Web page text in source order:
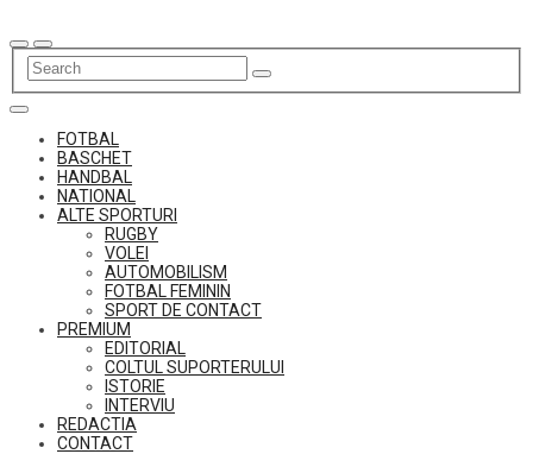
to
content
FOTBAL
BASCHET
HANDBAL
NATIONAL
ALTE SPORTURI
RUGBY
VOLEI
AUTOMOBILISM
FOTBAL FEMININ
SPORT DE CONTACT
PREMIUM
EDITORIAL
COLTUL SUPORTERULUI
ISTORIE
INTERVIU
REDACTIA
CONTACT